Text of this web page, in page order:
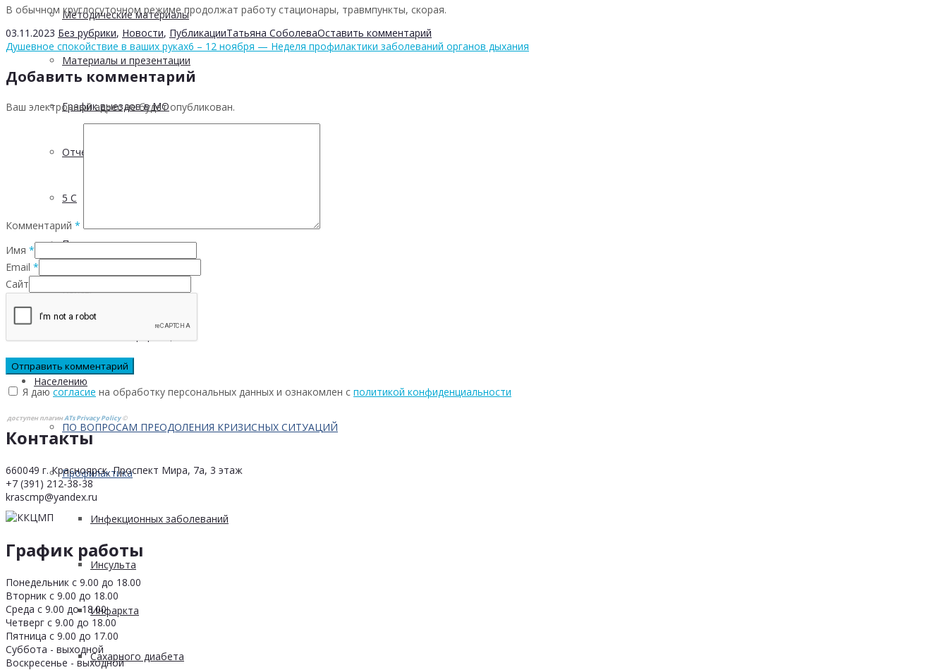
Методические материалы
Материалы и презентации
График выездов в МО
Отчетность
5 С
Проектная деятельность
Кейсы
Населению
ПО ВОПРОСАМ ПРЕОДОЛЕНИЯ КРИЗИСНЫХ СИТУАЦИЙ
Профилактика
Инфекционных заболеваний
Инсульта
Инфаркта
Сахарного диабета
В обычном круглосуточном режиме продолжат работу стационары, травмпункты, скорая.
03.11.2023 Без рубрики, Новости, ПубликацииТатьяна СоболеваОставить комментарий
Душевное спокойствие в ваших руках6 – 12 ноября — Неделя профилактики заболеваний органов дыхания
Добавить комментарий
Ваш электронный адрес не будет опубликован.
Комментарий *
Имя *
Email *
Сайт
Я даю согласие на обработку персональных данных и ознакомлен с политикой конфиденциальности
доступен плагинATs Privacy Policy©
Контакты
660049 г. Красноярск, Проспект Мира, 7а, 3 этаж
+7 (391) 212-38-38
krascmp@yandex.ru
График работы
Понедельник с 9.00 до 18.00
Вторник с 9.00 до 18.00
Среда с 9.00 до 18.00
Четверг с 9.00 до 18.00
Пятница с 9.00 до 17.00
Суббота - выходной
Воскресенье - выходной